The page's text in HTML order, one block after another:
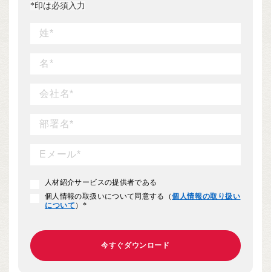
*印は必須入力
人材紹介サービスの提供者である
個人情報の取扱いについて同意する（個人情報の取り扱い
について ） *